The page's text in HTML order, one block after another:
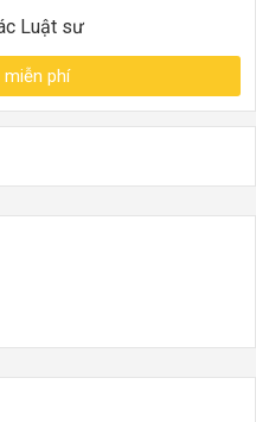
Luật sư
phí